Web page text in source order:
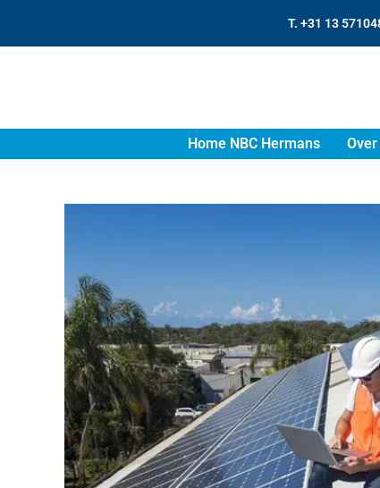
T. +31 13
Home NBC Hermans Over